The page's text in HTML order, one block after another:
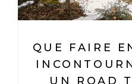
QUE FAIRE
UN ROAD